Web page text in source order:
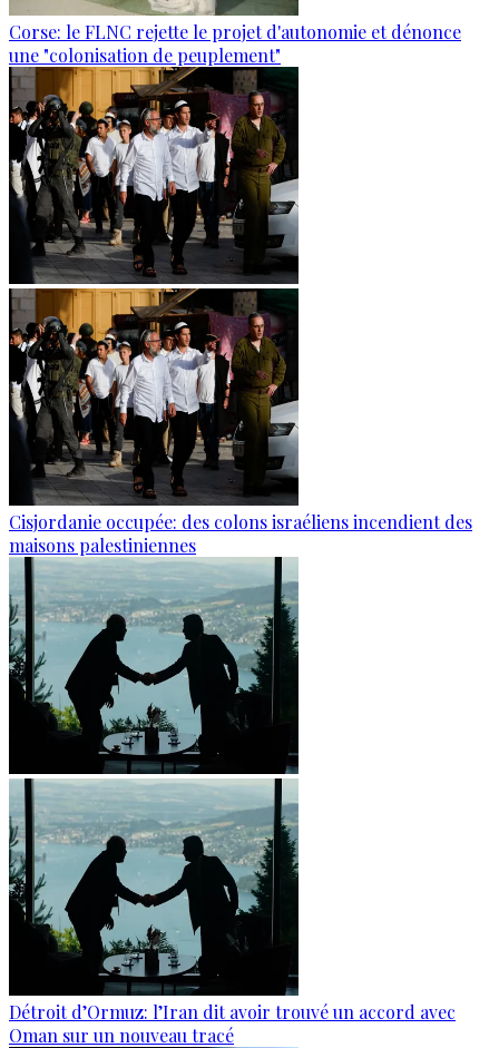
Corse: le FLNC rejette le projet d'autonomie et dénonce
une "colonisation de peuplement"
Cisjordanie occupée: des colons israéliens incendient des
maisons palestiniennes
Détroit d’Ormuz: l’Iran dit avoir trouvé un accord avec
Oman sur un nouveau tracé